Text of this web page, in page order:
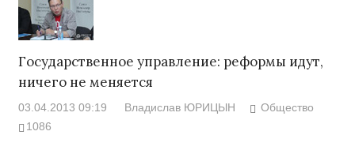
Государственное управление: реформы идут,
ничего не меняется
03.04.2013 09:19 Владислав ЮРИЦЫН
Общество
1086